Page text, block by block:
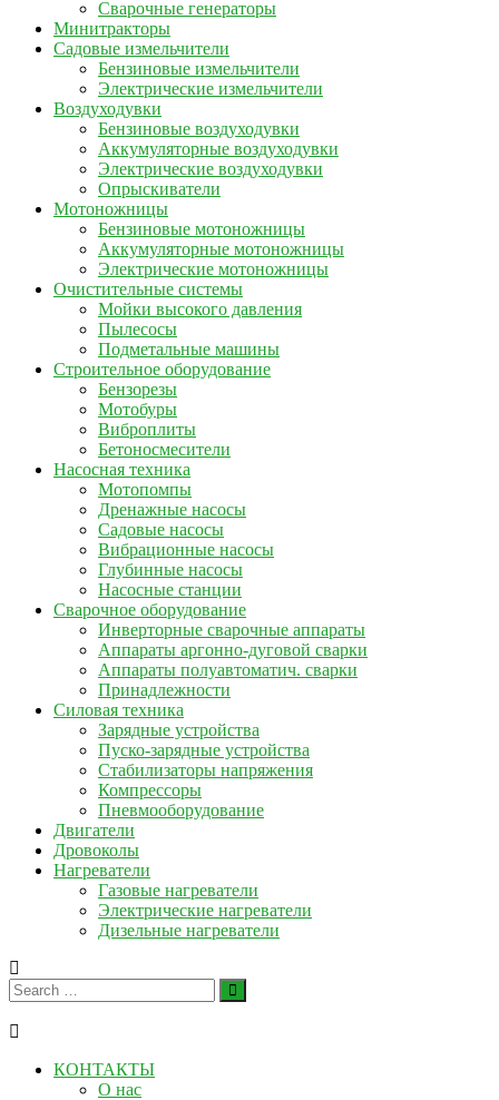
Сварочные генераторы
Минитракторы
Садовые измельчители
Бензиновые измельчители
Электрические измельчители
Воздуходувки
Бензиновые воздуходувки
Аккумуляторные воздуходувки
Электрические воздуходувки
Опрыскиватели
Мотоножницы
Бензиновые мотоножницы
Аккумуляторные мотоножницы
Электрические мотоножницы
Очистительные системы
Мойки высокого давления
Пылесосы
Подметальные машины
Строительное оборудование
Бензорезы
Мотобуры
Виброплиты
Бетоносмесители
Насосная техника
Мотопомпы
Дренажные насосы
Садовые насосы
Вибрационные насосы
Глубинные насосы
Насосные станции
Сварочное оборудование
Инверторные сварочные аппараты
Аппараты аргонно-дуговой сварки
Аппараты полуавтоматич. сварки
Принадлежности
Силовая техника
Зарядные устройства
Пуско-зарядные устройства
Стабилизаторы напряжения
Компрессоры
Пневмооборудование
Двигатели
Дровоколы
Нагреватели
Газовые нагреватели
Электрические нагреватели
Дизельные нагреватели
КОНТАКТЫ
О нас